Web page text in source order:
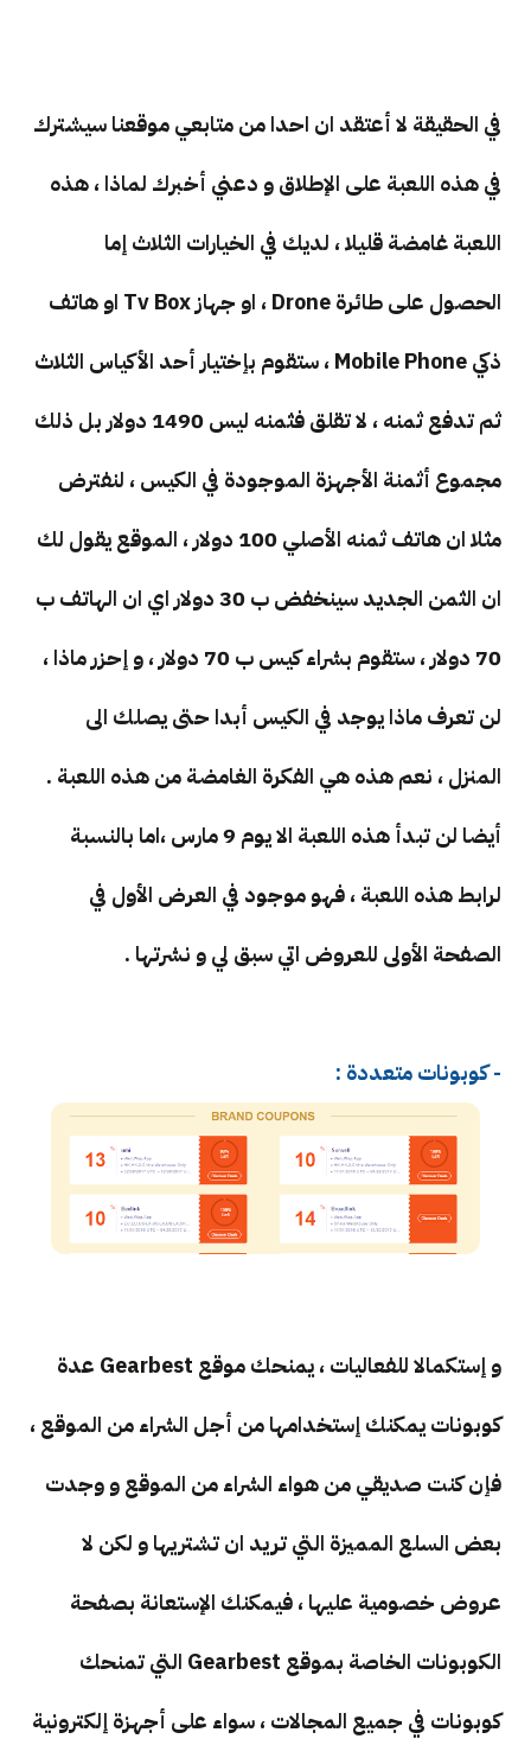
في الحقيقة لا أعتقد ان احدا من متابعي موقعنا سيشترك
في هذه اللعبة على الإطلاق و دعني أخبرك لماذا ، هذه
اللعبة غامضة قليلا ، لديك في الخيارات الثلاث إما
الحصول على طائرة Drone ، او جهاز Tv Box او هاتف
ذكي Mobile Phone ، ستقوم بإختيار أحد الأكياس الثلاث
ثم تدفع ثمنه ، لا تقلق فثمنه ليس 1490 دولار بل ذلك
مجموع أثمنة الأجهزة الموجودة في الكيس ، لنفترض
مثلا ان هاتف ثمنه الأصلي 100 دولار ، الموقع يقول لك
ان الثمن الجديد سينخفض ب 30 دولار اي ان الهاتف ب
70 دولار ، ستقوم بشراء كيس ب 70 دولار ، و إحزر ماذا ،
لن تعرف ماذا يوجد في الكيس أبدا حتى يصلك الى
المنزل ، نعم هذه هي الفكرة الغامضة من هذه اللعبة .
أيضا لن تبدأ هذه اللعبة الا يوم 9 مارس ،اما بالنسبة
لرابط هذه اللعبة ، فهو موجود في العرض الأول في
الصفحة الأولى للعروض اتي سبق لي و نشرتها .
- كوبونات متعددة :
و إستكمالا للفعاليات ، يمنحك موقع Gearbest عدة
كوبونات يمكنك إستخدامها من أجل الشراء من الموقع ،
فإن كنت صديقي من هواء الشراء من الموقع و وجدت
بعض السلع المميزة التي تريد ان تشتريها و لكن لا
عروض خصومية عليها ، فيمكنك الإستعانة بصفحة
الكوبونات الخاصة بموقع Gearbest التي تمنحك
كوبونات في جميع المجالات ، سواء على أجهزة إلكترونية